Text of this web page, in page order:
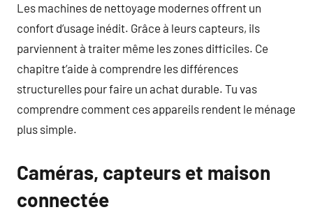
Les machines de nettoyage modernes offrent un
confort d’usage inédit. Grâce à leurs capteurs, ils
parviennent à traiter même les zones difficiles. Ce
chapitre t’aide à comprendre les différences
structurelles pour faire un achat durable. Tu vas
comprendre comment ces appareils rendent le ménage
plus simple.
Caméras, capteurs et maison
connectée